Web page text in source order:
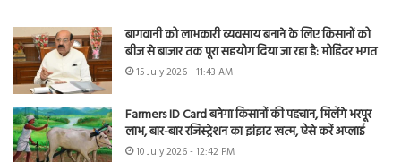
बागवानी को लाभकारी व्यवसाय बनाने के लिए किसानों को
बीज से बाजार तक पूरा सहयोग दिया जा रहा है: मोहिंदर भगत
15 July 2026 - 11:43 AM
Farmers ID Card बनेगा किसानों की पहचान, मिलेंगे भरपूर
लाभ, बार-बार रजिस्ट्रेशन का झंझट खत्म, ऐसे करें अप्लाई
10 July 2026 - 12:42 PM